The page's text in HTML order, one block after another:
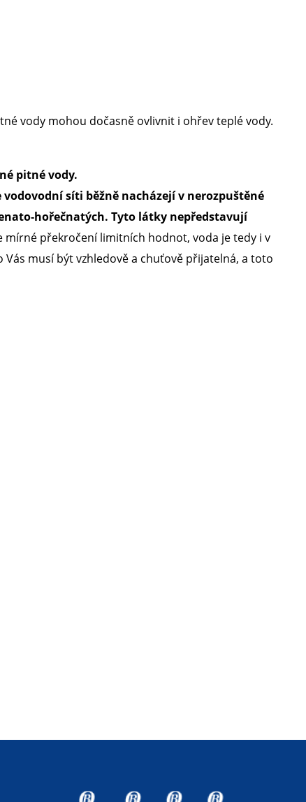
vody mohou dočasně ovlivnit i ohřev teplé vody.
pitné vody.
síti běžně nacházejí v nerozpuštěné
Tyto látky nepředstavují
mírné překročení limitních hodnot, voda je tedy i v
musí být vzhledově a chuťově přijatelná, a toto